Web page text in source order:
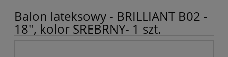
Balon lateksowy - BRILLIANT B02 -
18", kolor SREBRNY- 1 szt.